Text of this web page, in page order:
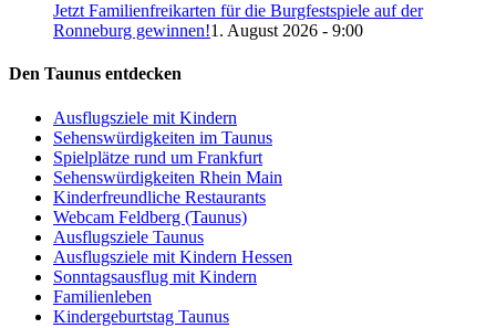
Jetzt Familienfreikarten für die Burgfestspiele auf der
Ronneburg gewinnen!1. August 2026 - 9:00
Den Taunus entdecken
Ausflugsziele mit Kindern
Sehenswürdigkeiten im Taunus
Spielplätze rund um Frankfurt
Sehenswürdigkeiten Rhein Main
Kinderfreundliche Restaurants
Webcam Feldberg (Taunus)
Ausflugsziele Taunus
Ausflugsziele mit Kindern Hessen
Sonntagsausflug mit Kindern
Familienleben
Kindergeburtstag Taunus